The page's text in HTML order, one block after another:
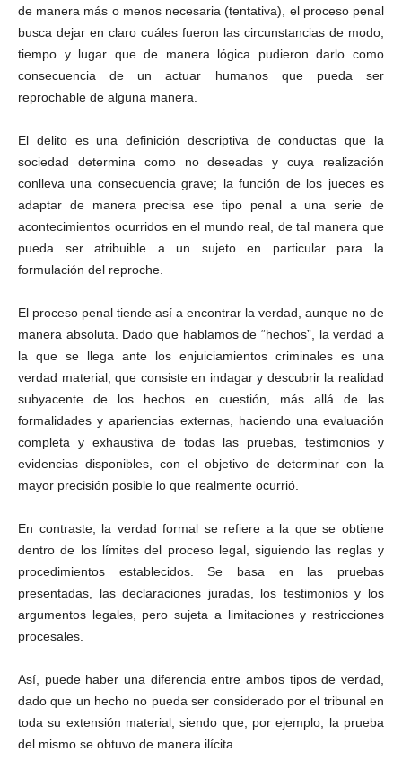
de manera más o menos necesaria (tentativa), el proceso penal
busca dejar en claro cuáles fueron las circunstancias de modo,
tiempo y lugar que de manera lógica pudieron darlo como
consecuencia de un actuar humanos que pueda ser
reprochable de alguna manera.
El delito es una definición descriptiva de conductas que la
sociedad determina como no deseadas y cuya realización
conlleva una consecuencia grave; la función de los jueces es
adaptar de manera precisa ese tipo penal a una serie de
acontecimientos ocurridos en el mundo real, de tal manera que
pueda ser atribuible a un sujeto en particular para la
formulación del reproche.
El proceso penal tiende así a encontrar la verdad, aunque no de
manera absoluta. Dado que hablamos de “hechos”, la verdad a
la que se llega ante los enjuiciamientos criminales es una
verdad material, que consiste en indagar y descubrir la realidad
subyacente de los hechos en cuestión, más allá de las
formalidades y apariencias externas, haciendo una evaluación
completa y exhaustiva de todas las pruebas, testimonios y
evidencias disponibles, con el objetivo de determinar con la
mayor precisión posible lo que realmente ocurrió.
En contraste, la verdad formal se refiere a la que se obtiene
dentro de los límites del proceso legal, siguiendo las reglas y
procedimientos establecidos. Se basa en las pruebas
presentadas, las declaraciones juradas, los testimonios y los
argumentos legales, pero sujeta a limitaciones y restricciones
procesales.
Así, puede haber una diferencia entre ambos tipos de verdad,
dado que un hecho no pueda ser considerado por el tribunal en
toda su extensión material, siendo que, por ejemplo, la prueba
del mismo se obtuvo de manera ilícita.